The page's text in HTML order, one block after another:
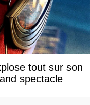
tout sur son
spectacle